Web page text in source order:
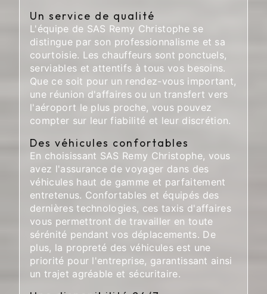
Un service de qualité
L'équipe de SAS Remy Christophe se
distingue par son professionnalisme et sa
courtoisie. Les chauffeurs sont ponctuels,
serviables et attentifs à tous vos besoins.
Que ce soit pour un rendez-vous important,
une réunion d'affaires ou un transfert vers
l'aéroport le plus proche, vous pouvez
compter sur leur fiabilité et leur discrétion.
Des véhicules confortables
En choisissant SAS Remy Christophe, vous
avez l'assurance de voyager dans des
véhicules haut de gamme et parfaitement
entretenus. Confortables et équipés des
dernières technologies, ces taxis d'affaires
vous permettront de travailler en toute
sérénité pendant vos déplacements. De
plus, la propreté des véhicules est une
priorité pour l'entreprise, garantissant ainsi
un trajet agréable et sécuritaire.